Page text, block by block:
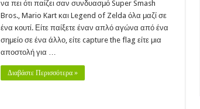
να πει ότι παίζει σαν συνδυασμό Super Smash
Bros., Mario Kart και Legend of Zelda όλα μαζί σε
ένα κουτί. Είτε παίξετε έναν απλό αγώνα από ένα
σημείο σε ένα άλλο, είτε capture the flag είτε μια
αποστολή για …
Διαβάστε Περισσότερα »